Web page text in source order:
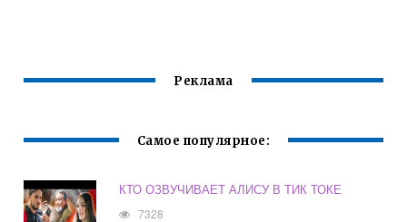
Реклама
Самое популярное:
КТО ОЗВУЧИВАЕТ АЛИСУ В ТИК ТОКЕ
7328